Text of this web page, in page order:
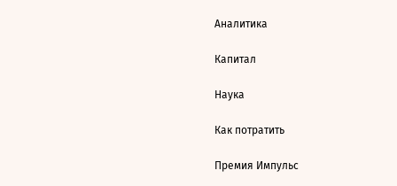
Аналитика
Капитал
Наука
Как потратить
Премия Импульс